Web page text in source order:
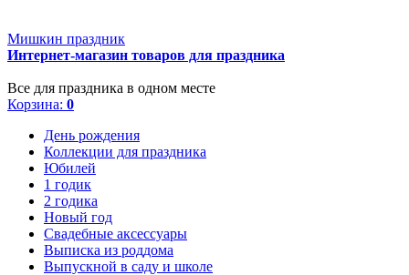
Мишкин праздник
Интернет-магазин товаров для праздника
Все для праздника в одном месте
Корзина: 0
День рождения
Коллекции для праздника
Юбилей
1 годик
2 годика
Новый год
Свадебные аксессуары
Выписка из роддома
Выпускной в саду и школе